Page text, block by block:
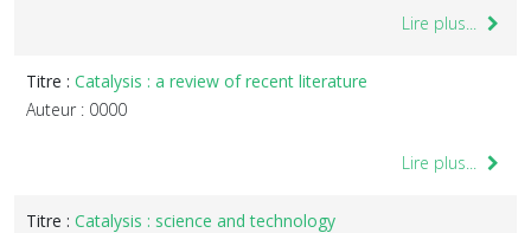
Lire plus...
Titre : Catalysis : a review of recent literature
Auteur : 0000
Lire plus...
Titre : Catalysis : science and technology